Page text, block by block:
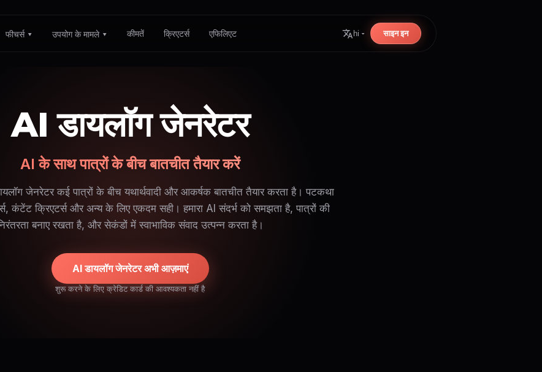
फीचर्स ▾ उपयोग के मामले ▾ कीमतें क्रिएटर्स एफिलिएट hi साइन इन
AI डायलॉग जेनरेटर
AI के साथ पात्रों के बीच बातचीत तैयार करें
जेनरेटर कई पात्रों के बीच यथार्थवादी और आकर्षक बातचीत तैयार करता है। पटकथा
कंटेंट क्रिएटर्स और अन्य के लिए एकदम सही। हमारा AI संदर्भ को समझता है, पात्रों की
बनाए रखता है, और सेकंडों में स्वाभाविक संवाद उत्पन्न करता है।
AI डायलॉग जेनरेटर अभी आज़माएं
शुरू करने के लिए क्रेडिट कार्ड की आवश्यकता नहीं है